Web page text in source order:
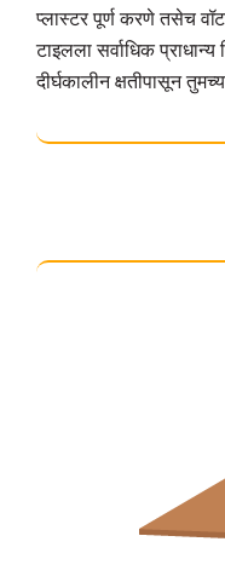
प्लास्टर पूर्ण करणे तसेच
टाइलला सर्वाधिक
दीर्घकालीन क्षतीपासून